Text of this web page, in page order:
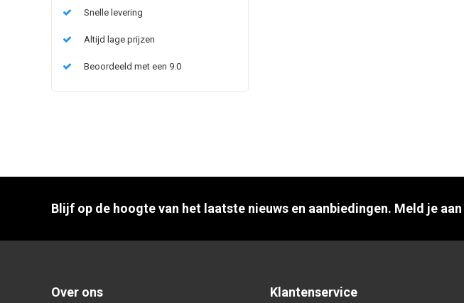
Snelle levering
Altijd lage prijzen
Beoordeeld met een 9.0
Blijf op de hoogte van het laatste nieuws en aanbiedingen. Meld je
Over ons Klantenservice